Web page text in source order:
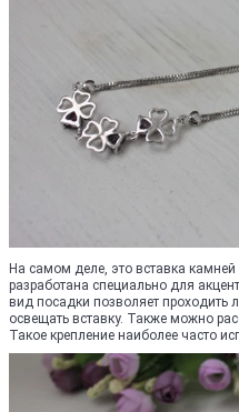
На самом деле, это вставка
разработана специально для
вид посадки позволяет проходить
освещать вставку. Также можно
Такое крепление наиболее часто